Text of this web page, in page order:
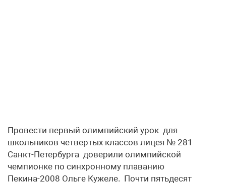
Провести первый олимпийский урок для
школьников четвертых классов лицея № 281
Санкт-Петербурга доверили олимпийской
чемпионке по синхронному плаванию
Пекина-2008 Ольге Кужеле. Почти пятьдесят